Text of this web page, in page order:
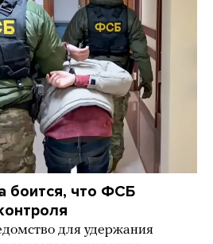
боится, что ФСБ
для удержания